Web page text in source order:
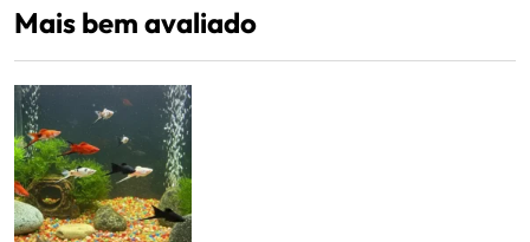
Mais bem avaliado